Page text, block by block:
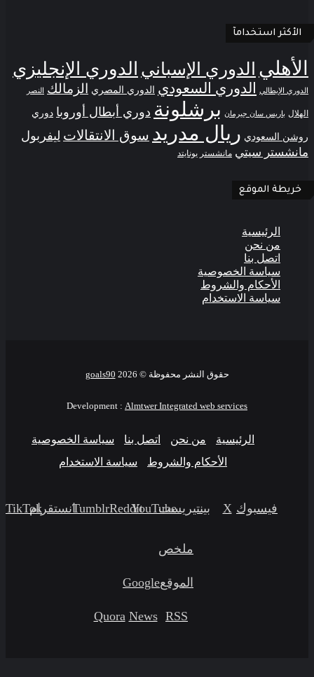
الأكثر استخدامآ
الأهلي الدوري الإسباني الدوري الإنجليزي
الدوري الإيطالي الدوري السعودي الدوري المصري الزمالك النصر
الهلال باريس سان جيرمان برشلونة دوري أبطال أوروبا دوري
روشن السعودي ريال مدريد سوق الانتقالات ليفربول
مانشستر سيتي مانشستر يونايتد
خريطة الموقع
الرئيسية
من نحن
اتصل بنا
سياسة الخصوصية
الأحكام والشروط
سياسة الاستخدام
حقوق النشر محفوظة © goals90 2026
Development :Almtwer Integrated web services
الرئيسية من نحن اتصل بنا
سياسة الخصوصية
الأحكام والشروط
سياسة الاستخدام
فيسبوك ‫X بينتيريست‫YouTube انستقرام‫TikTok
ملخص
الموقع
RSS
Google
News
Quora